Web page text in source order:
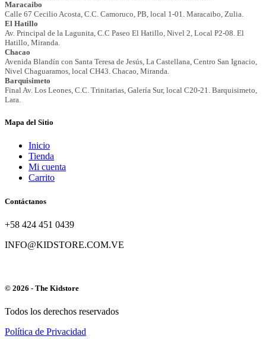
Mapa del Sitio
Inicio
Tienda
Mi cuenta
Carrito
Contáctanos
+58 424 451 0439
INFO@KIDSTORE.COM.VE
© 2026 - The Kidstore
Todos los derechos reservados
Política de Privacidad